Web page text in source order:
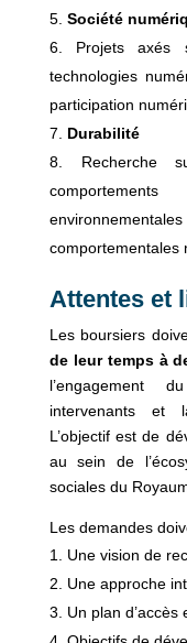
Société
Projets axés
technologies
participation
Durabilité
Recherche
comportementales
Attentes et
Les boursiers
de leur temps à
l’engagement
intervenants et
L’objectif est de
au sein de
sociales du
Les demandes
Une vision de
Une approche
Un plan